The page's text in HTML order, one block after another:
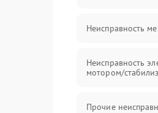
Неисправность
Неисправность
мотором/
Прочие